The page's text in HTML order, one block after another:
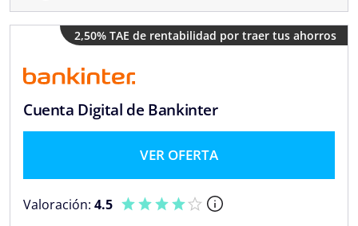
2,50% TAE de rentabilidad por traer tus ahorros
Cuenta Digital de Bankinter
VER OFERTA
Valoración: 4.5